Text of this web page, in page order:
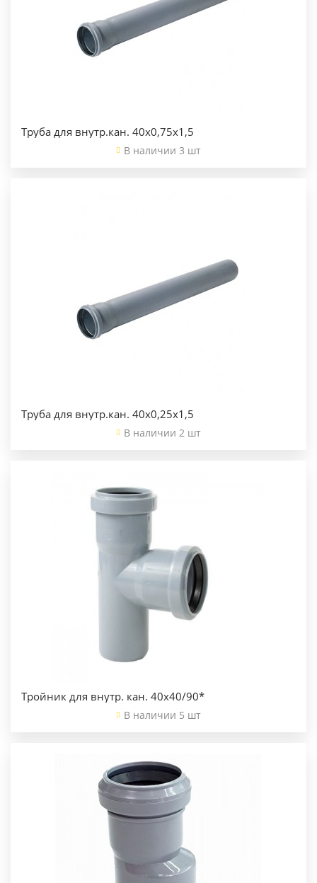
Труба для внутр.кан. 40х0,75х1,5
В наличии 3 шт
Труба для внутр.кан. 40х0,25х1,5
В наличии 2 шт
Тройник для внутр. кан. 40х40/90*
В наличии 5 шт